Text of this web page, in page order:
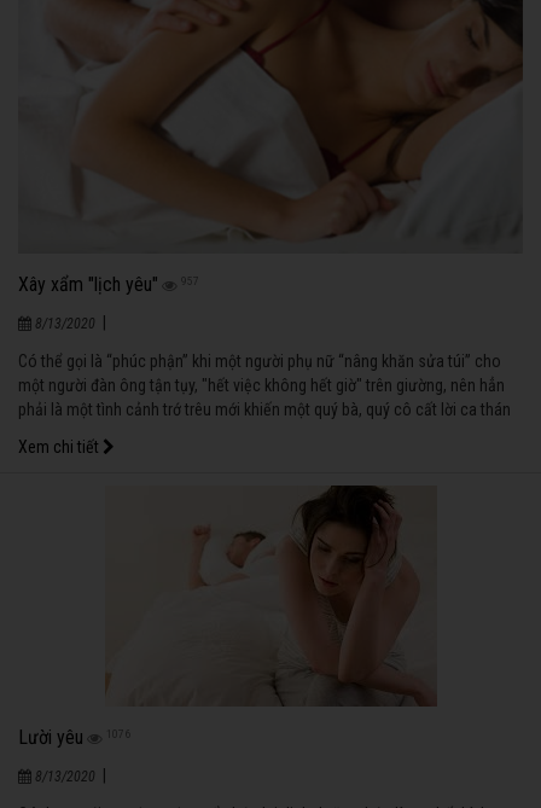
Xây xẩm "lịch yêu" 957
8/13/2020 |
Có thể gọi là “phúc phận” khi một người phụ nữ “nâng khăn sửa túi” cho
một người đàn ông tận tụy, "hết việc không hết giờ" trên giường, nên hẳn
phải là một tình cảnh trớ trêu mới khiến một quý bà, quý cô cất lời ca thán
Xem chi tiết
Lười yêu 1076
8/13/2020 |